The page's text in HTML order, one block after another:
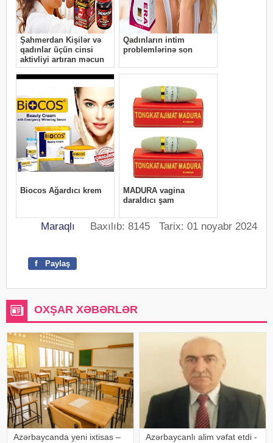
Maraqlı Baxılıb: 8145 Tarix: 01 noyabr 2024
f Paylaş
OXŞAR XƏBƏRLƏR
Azərbaycanda yeni ixtisas –
Azərbaycanlı alim vəfat etdi -